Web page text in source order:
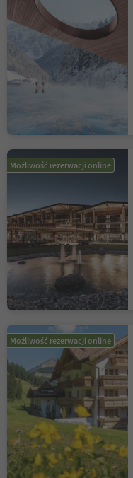
Możliwość rezerwacji online
Możliwość rezerwacji online